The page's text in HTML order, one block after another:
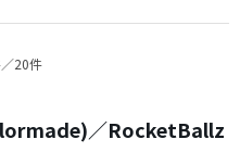
20件
／RocketBallz